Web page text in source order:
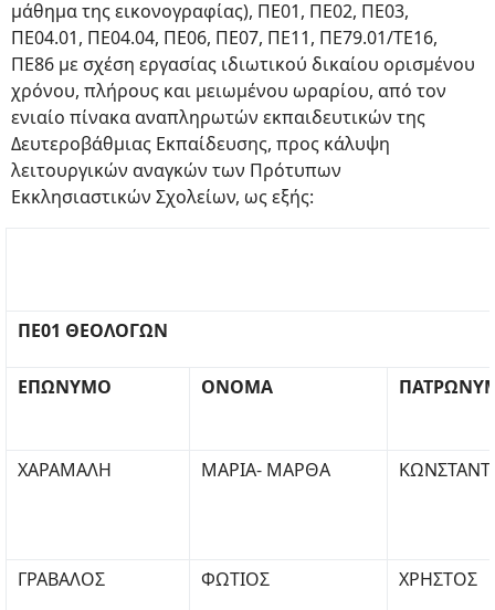
μάθημα της εικονογραφίας), ΠΕ01, ΠΕ02, ΠΕ03,
ΠΕ04.01, ΠΕ04.04, ΠΕ06, ΠΕ07, ΠΕ11, ΠΕ79.01/ΤΕ16,
ΠΕ86 με σχέση εργασίας ιδιωτικού δικαίου ορισμένου
χρόνου, πλήρους και μειωμένου ωραρίου, από τον
ενιαίο πίνακα αναπληρωτών εκπαιδευτικών της
Δευτεροβάθμιας Εκπαίδευσης, προς κάλυψη
λειτουργικών αναγκών των Πρότυπων
Εκκλησιαστικών Σχολείων, ως εξής:
ΠΕ01 ΘΕΟΛΟΓΩΝ
ΕΠΩΝΥΜΟ ΟΝΟΜΑ
ΧΑΡΑΜΑΛΗ ΜΑΡΙΑ- ΜΑΡΘΑ
ΓΡΑΒΑΛΟΣ ΦΩΤΙΟΣ ΧΡΗΣΤΟΣ